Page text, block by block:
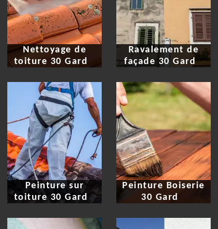
Nettoyage de
toiture 30 Gard
Ravalement de
façade 30 Gard
Peinture sur
toiture 30 Gard
Peinture Boiserie
30 Gard